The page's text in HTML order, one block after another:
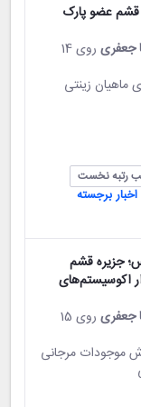
عضو پارک
جعفری
روی 14
زینتی
رتبه نخست
اخبار برجسته
جزیره قشم
اکوسیستم‌های
جعفری
روی 15
موجودات مرجانی